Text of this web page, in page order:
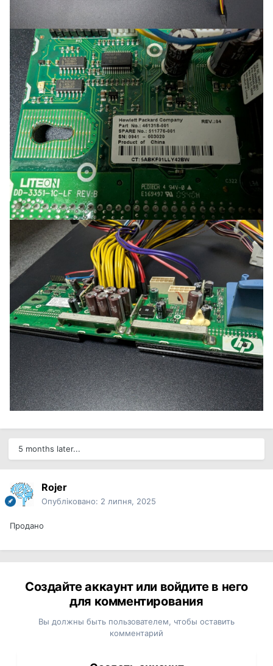
5 months later...
Rojer
Опубліковано: 2 липня, 2025
Продано
Создайте аккаунт или войдите в него
для комментирования
Вы должны быть пользователем, чтобы оставить
комментарий